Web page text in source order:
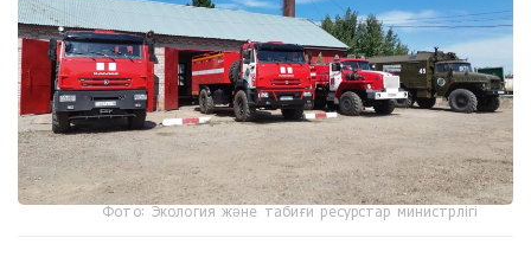
Фото: Экология және табиғи ресурстар министрлігі